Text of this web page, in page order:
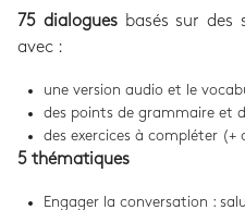
75 dialoguesbasés sur des
avec :
une version audio et le
des points de grammaire et
des exercices à compléter (+
5 thématiques
Engager la conversation :